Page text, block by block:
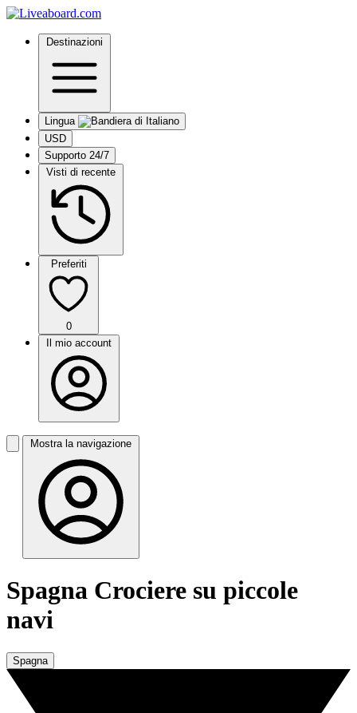
Destinazioni
Lingua
USD
Supporto 24/7
Visti di recente
Preferiti
0
Il mio account
Mostra la navigazione
Spagna Crociere su piccole
navi
Spagna